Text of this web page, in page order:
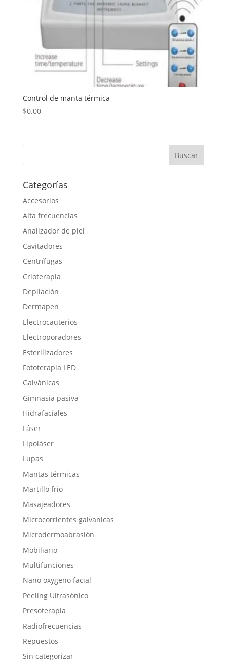
Control de manta térmica
$0.00
Categorías
Accesorios
Alta frecuencias
Analizador de piel
Cavitadores
Centrífugas
Crioterapia
Depilación
Dermapen
Electrocauterios
Electroporadores
Esterilizadores
Fototerapia LED
Galvánicas
Gimnasia pasiva
Hidrafaciales
Láser
Lipoláser
Lupas
Mantas térmicas
Martillo frio
Masajeadores
Microcorrientes galvanicas
Microdermoabrasión
Mobiliario
Multifunciones
Nano oxygeno facial
Peeling Ultrasónico
Presoterapia
Radiofrecuencias
Repuestos
Sin categorizar